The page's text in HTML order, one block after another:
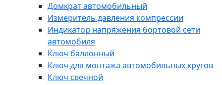
Домкрат автомобильный
Измеритель давления компрессии
Индикатор напряжения бортовой сети
автомобиля
Ключ баллонный
Ключ для монтажа автомобильных кругов
Ключ свечной